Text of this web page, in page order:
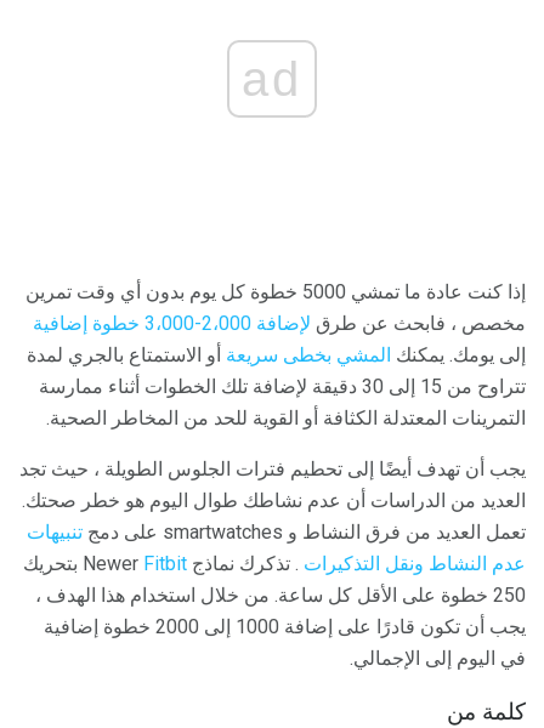
ad
إذا كنت عادة ما تمشي 5000 خطوة كل يوم بدون أي وقت تمرين
مخصص ، فابحث عن طرق لإضافة 2،000-3،000 خطوة إضافية
إلى يومك. يمكنك المشي بخطى سريعة أو الاستمتاع بالجري لمدة
تتراوح من 15 إلى 30 دقيقة لإضافة تلك الخطوات أثناء ممارسة
التمرينات المعتدلة الكثافة أو القوية للحد من المخاطر الصحية.
يجب أن تهدف أيضًا إلى تحطيم فترات الجلوس الطويلة ، حيث تجد
العديد من الدراسات أن عدم نشاطك طوال اليوم هو خطر صحتك.
تعمل العديد من فرق النشاط و smartwatches على دمج
تنبيهات
عدم النشاط ونقل التذكيرات . تذكرك نماذج Newer Fitbit
بتحريك
250 خطوة على الأقل كل ساعة. من خلال استخدام هذا الهدف ،
يجب أن تكون قادرًا على إضافة 1000 إلى 2000 خطوة إضافية
في اليوم إلى الإجمالي.
كلمة من